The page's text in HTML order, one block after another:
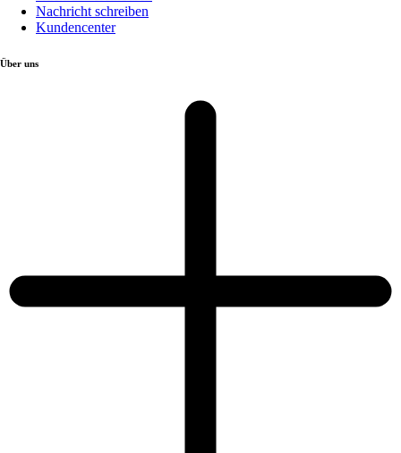
Nachricht schreiben
Kundencenter
Über uns